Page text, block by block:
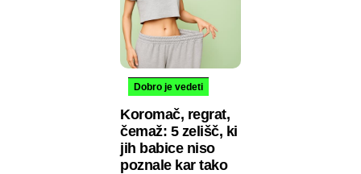
Dobro je vedeti
Koromač, regrat,
čemaž: 5 zelišč, ki
jih babice niso
poznale kar tako